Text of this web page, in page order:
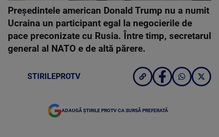
Preşedintele american Donald Trump nu a numit
Ucraina un participant egal la negocierile de
pace preconizate cu Rusia. Între timp, secretarul
general al NATO e de altă părere.
STIRILEPROTV
ADAUGĂ ȘTIRILE PROTV CA SURSĂ PREFERATĂ